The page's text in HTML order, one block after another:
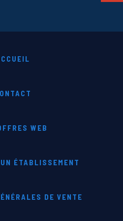
WEB
ÉTABLISSEMENT
DE VENTE